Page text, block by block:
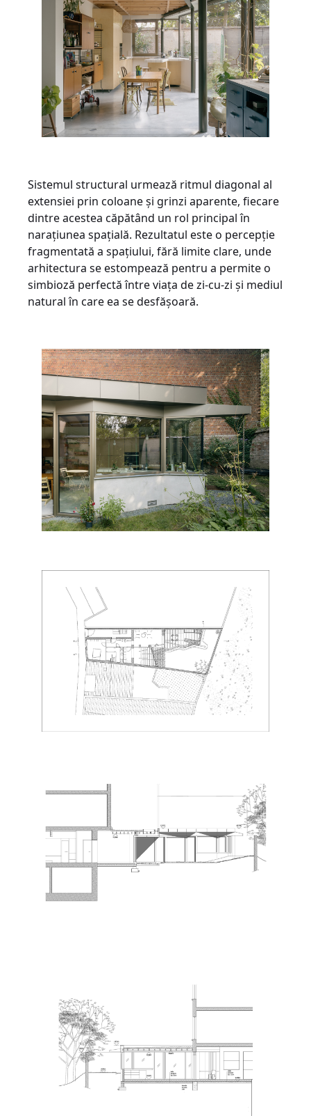
Sistemul structural urmează ritmul diagonal al
extensiei prin coloane și grinzi aparente, fiecare
dintre acestea căpătând un rol principal în
narațiunea spațială. Rezultatul este o percepție
fragmentată a spațiului, fără limite clare, unde
arhitectura se estompează pentru a permite o
simbioză perfectă între viața de zi-cu-zi și mediul
natural în care ea se desfășoară.